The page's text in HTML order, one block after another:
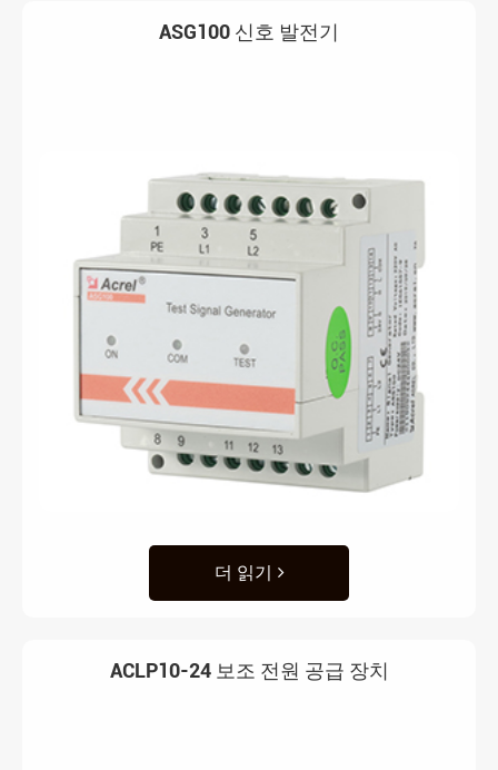
ASG100 신호 발전기
더 읽기
ACLP10-24 보조 전원 공급 장치